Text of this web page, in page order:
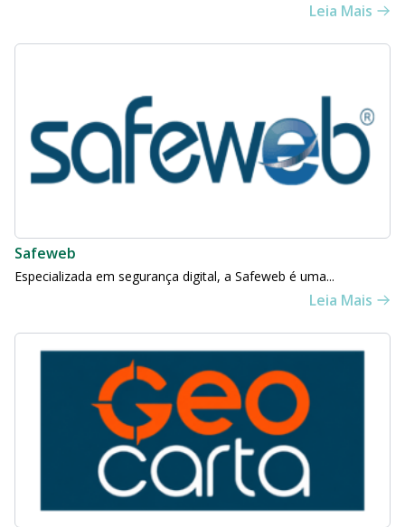
Leia Mais
Safeweb
Especializada em segurança digital, a Safeweb é uma...
Leia Mais